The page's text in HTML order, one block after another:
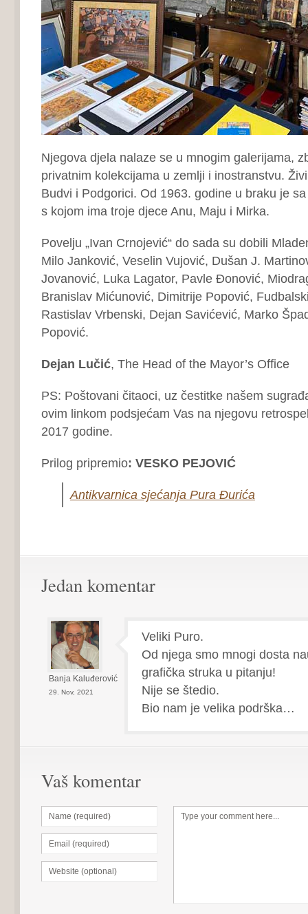
Njegova djela nalaze se u mnogim galerijama,
privatnim kolekcijama u zemlji i inostranstvu.
Budvi i Podgorici. Od 1963. godine u braku je
s kojom ima troje djece Anu, Maju i Mirka.
Povelju „Ivan Crnojević“ do sada su dobili
Milo Janković, Veselin Vujović, Dušan J.
Jovanović, Luka Lagator, Pavle Đonović,
Branislav Mićunović, Dimitrije Popović,
Rastislav Vrbenski, Dejan Savićević, Marko
Popović.
Dejan Lučić, The Head of the Mayor’s Office
PS: Poštovani čitaoci, uz čestitke našem
ovim linkom podsjećam Vas na njegovu
2017 godine.
Prilog pripremio: VESKO PEJOVIĆ
Antikvarnica sjećanja Pura Đurića
Jedan komentar
Banja Kaluđerović
29. Nov, 2021
Veliki Puro.
Od njega smo mnogi dosta
grafička struka u pitanju!
Nije se štedio.
Bio nam je velika podrška…
Vaš komentar